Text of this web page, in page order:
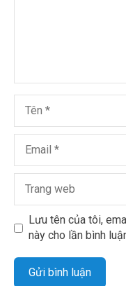
Lưu tên của tôi,
này cho lần bình